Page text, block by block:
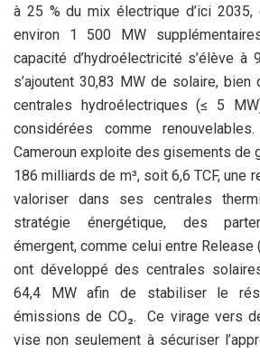
à 25 % du mix électrique d’ici
environ 1 500 MW
capacité d’hydroélectricité s’élève à
s’ajoutent 30,83 MW de solaire,
centrales hydroélectriques (≤ 5
considérées comme
Cameroun exploite des gisements de
186 milliards de m³, soit 6,6 TCF, une
valoriser dans ses centrales
stratégie énergétique, des
émergent, comme celui entre Release
ont développé des centrales
64,4 MW afin de stabiliser le
émissions de CO₂. Ce virage vers
vise non seulement à sécuriser